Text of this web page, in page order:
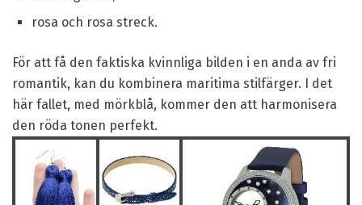
rosa och rosa streck.
För att få den faktiska kvinnliga bilden i en anda av fri
romantik, kan du kombinera maritima stilfärger. I det
här fallet, med mörkblå, kommer den att harmonisera
den röda tonen perfekt.